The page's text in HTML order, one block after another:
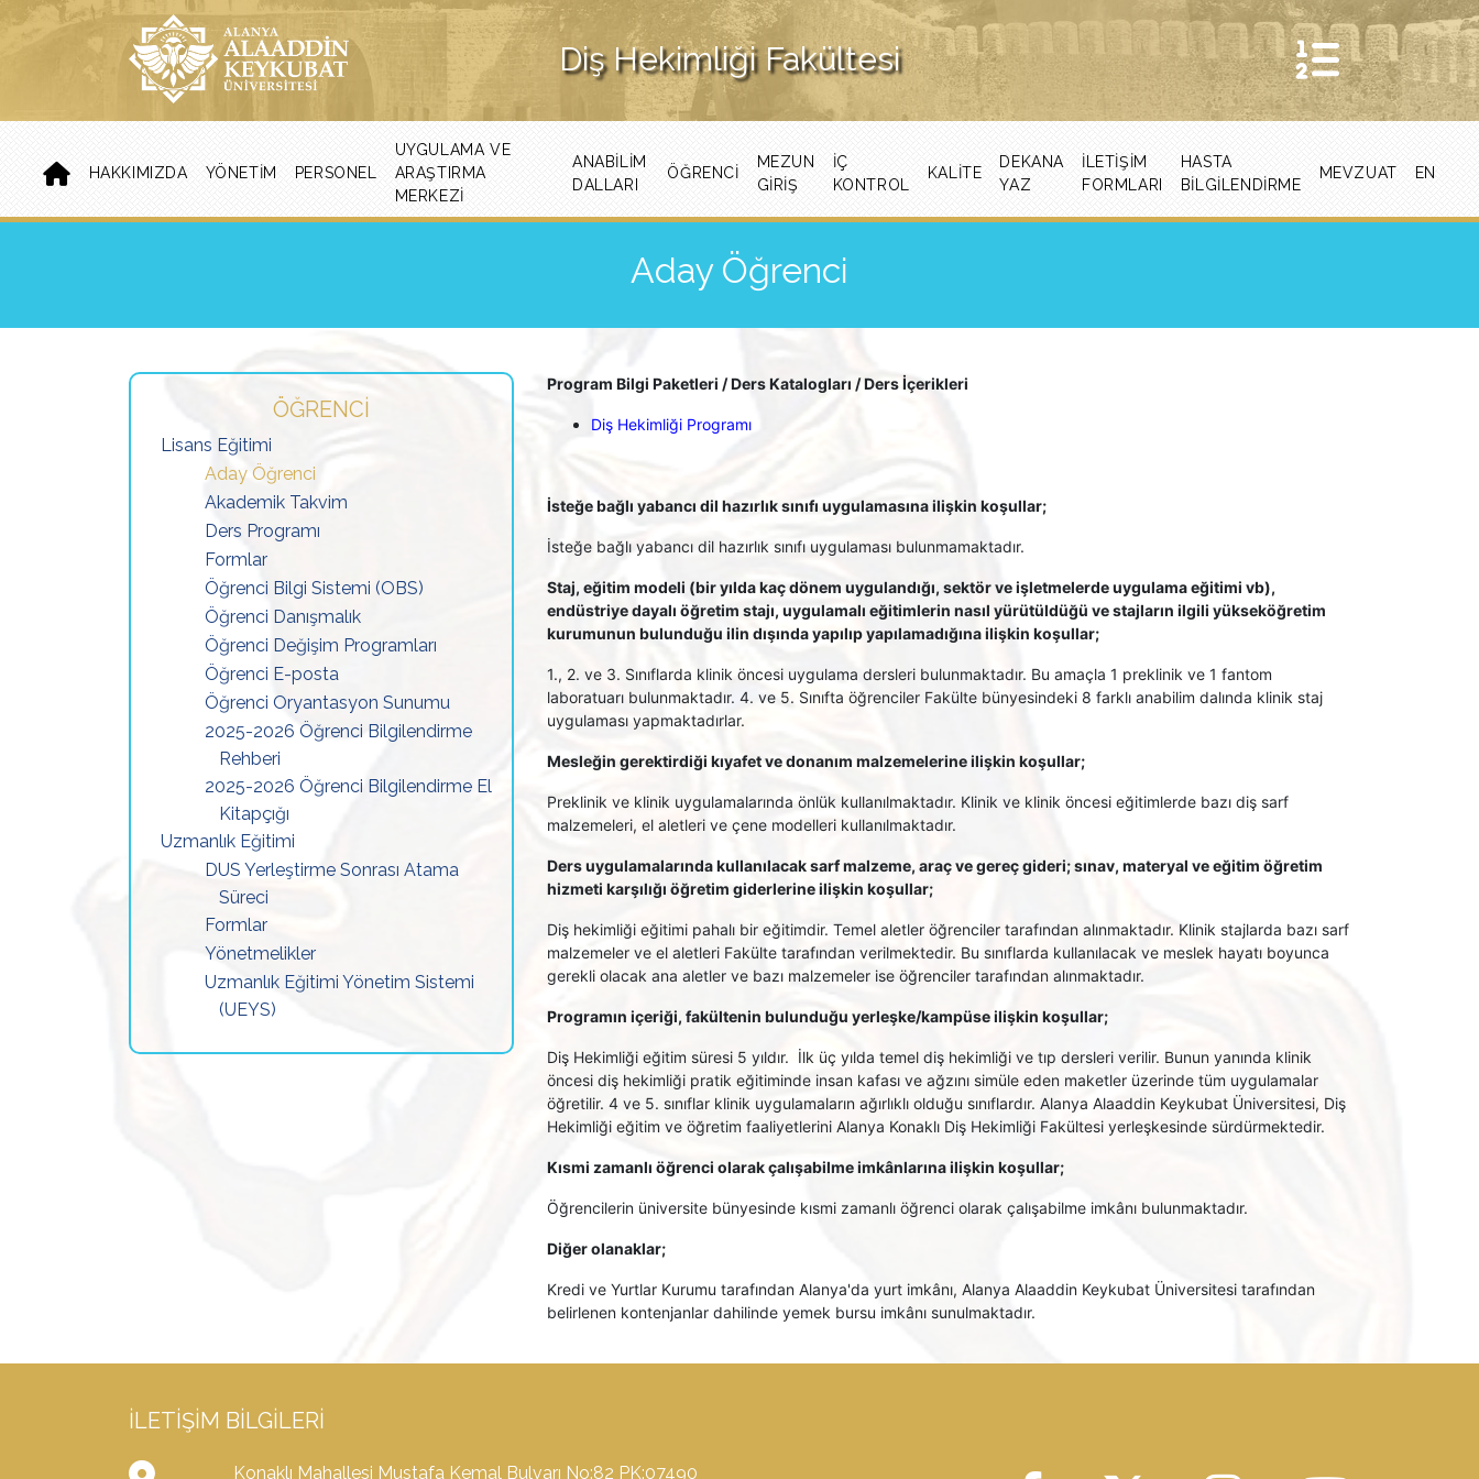
Diş Hekimliği Fakültesi
HAKKIMIZDA YÖNETIM PERSONEL
UYGULAMA VE
ARAŞTIRMA
MERKEZI
ANABILIM
DALLARI
ÖĞRENCI
MEZUN
GİRİŞ
İÇ
KONTROL
KALITE
DEKANA
YAZ
İLETIŞIM
FORMLARI
HASTA
BİLGİLENDİRME
MEVZUAT EN
Aday Öğrenci
ÖĞRENCI
Lisans Eğitimi
Aday Öğrenci
Akademik Takvim
Ders Programı
Formlar
Öğrenci Bilgi Sistemi (OBS)
Öğrenci Danışmalık
Öğrenci Değişim Programları
Öğrenci E-posta
Öğrenci Oryantasyon Sunumu
2025-2026 Öğrenci Bilgilendirme
Rehberi
2025-2026 Öğrenci Bilgilendirme El
Kitapçığı
Uzmanlık Eğitimi
DUS Yerleştirme Sonrası Atama
Süreci
Formlar
Yönetmelikler
Uzmanlık Eğitimi Yönetim Sistemi
(UEYS)
Program Bilgi Paketleri / Ders Katalogları / Ders İçerikleri
Diş Hekimliği Programı
İsteğe bağlı yabancı dil hazırlık sınıfı uygulamasına ilişkin koşullar;
İsteğe bağlı yabancı dil hazırlık sınıfı uygulaması bulunmamaktadır.
Staj, eğitim modeli (bir yılda kaç dönem uygulandığı, sektör ve işletmelerde uygulama eğitimi vb),
endüstriye dayalı öğretim stajı, uygulamalı eğitimlerin nasıl yürütüldüğü ve stajların ilgili yükseköğretim
kurumunun bulunduğu ilin dışında yapılıp yapılamadığına ilişkin koşullar;
1., 2. ve 3. Sınıflarda klinik öncesi uygulama dersleri bulunmaktadır. Bu amaçla 1 preklinik ve 1 fantom
laboratuarı bulunmaktadır. 4. ve 5. Sınıfta öğrenciler Fakülte bünyesindeki 8 farklı anabilim dalında klinik staj
uygulaması yapmaktadırlar.
Mesleğin gerektirdiği kıyafet ve donanım malzemelerine ilişkin koşullar;
Preklinik ve klinik uygulamalarında önlük kullanılmaktadır. Klinik ve klinik öncesi eğitimlerde bazı diş sarf
malzemeleri, el aletleri ve çene modelleri kullanılmaktadır.
Ders uygulamalarında kullanılacak sarf malzeme, araç ve gereç gideri; sınav, materyal ve eğitim öğretim
hizmeti karşılığı öğretim giderlerine ilişkin koşullar;
Diş hekimliği eğitimi pahalı bir eğitimdir. Temel aletler öğrenciler tarafından alınmaktadır. Klinik stajlarda bazı sarf
malzemeler ve el aletleri Fakülte tarafından verilmektedir. Bu sınıflarda kullanılacak ve meslek hayatı boyunca
gerekli olacak ana aletler ve bazı malzemeler ise öğrenciler tarafından alınmaktadır.
Programın içeriği, fakültenin bulunduğu yerleşke/kampüse ilişkin koşullar;
Diş Hekimliği eğitim süresi 5 yıldır. İlk üç yılda temel diş hekimliği ve tıp dersleri verilir. Bunun yanında klinik
öncesi diş hekimliği pratik eğitiminde insan kafası ve ağzını simüle eden maketler üzerinde tüm uygulamalar
öğretilir. 4 ve 5. sınıflar klinik uygulamaların ağırlıklı olduğu sınıflardır. Alanya Alaaddin Keykubat Üniversitesi, Diş
Hekimliği eğitim ve öğretim faaliyetlerini Alanya Konaklı Diş Hekimliği Fakültesi yerleşkesinde sürdürmektedir.
Kısmi zamanlı öğrenci olarak çalışabilme imkânlarına ilişkin koşullar;
Öğrencilerin üniversite bünyesinde kısmi zamanlı öğrenci olarak çalışabilme imkânı bulunmaktadır.
Diğer olanaklar;
Kredi ve Yurtlar Kurumu tarafından Alanya'da yurt imkânı, Alanya Alaaddin Keykubat Üniversitesi tarafından
belirlenen kontenjanlar dahilinde yemek bursu imkânı sunulmaktadır.
İLETIŞIM BILGILERI
Konaklı Mahallesi Mustafa Kemal Bulvarı No:82 PK:07490